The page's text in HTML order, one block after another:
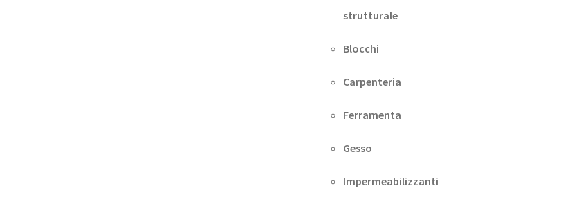
strutturale
Blocchi
Carpenteria
Ferramenta
Gesso
Impermeabilizzanti